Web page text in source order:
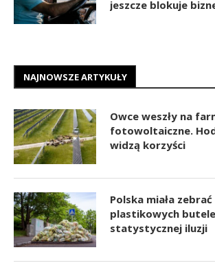
jeszcze blokuje
NAJNOWSZE ARTYKUŁY
Owce weszły na
fotowoltaiczne.
widzą korzyści
Polska miała
plastikowych
statystycznej iluzji